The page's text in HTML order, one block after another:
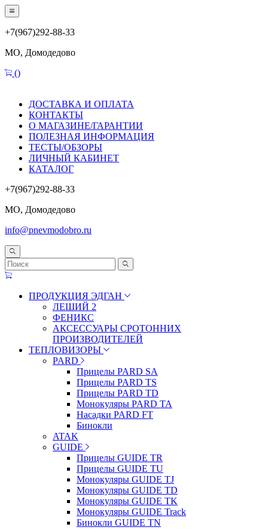
+7(967)292-88-33
МО, Домодедово
()
ДОСТАВКА И ОПЛАТА
КОНТАКТЫ
О МАГАЗИНЕ/ГАРАНТИИ
ПОЛЕЗНАЯ ИНФОРМАЦИЯ
ТЕСТЫ/ОБЗОРЫ
ЛИЧНЫЙ КАБИНЕТ
КАТАЛОГ
+7(967)292-88-33
МО, Домодедово
info@pnevmodobro.ru
ПРОДУКЦИЯ ЭДГАН
ЛЕШИЙ 2
ФЕНИКС
АКСЕССУАРЫ СРОТОННИХ
ПРОИЗВОДИТЕЛЕЙ
ТЕПЛОВИЗОРЫ
PARD
Прицелы PARD SA
Прицелы PARD TS
Прицелы PARD TD
Монокуляры PARD TA
Насадки PARD FT
Бинокли
ATAK
GUIDE
Прицелы GUIDE TR
Прицелы GUIDE TU
Монокуляры GUIDE TJ
Монокуляры GUIDE TD
Монокуляры GUIDE TK
Монокуляры GUIDE Track
Бинокли GUIDE TN